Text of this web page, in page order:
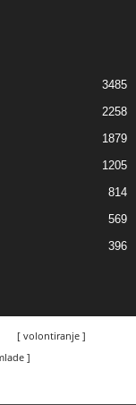
3485
2258
1879
1205
814
569
396
[ volontiranje ]
]